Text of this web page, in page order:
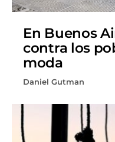
En Buenos
contra los
moda
Daniel Gutman